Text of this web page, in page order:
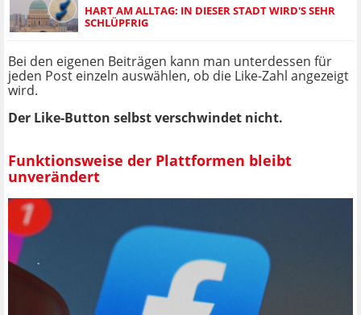
HART AM ALLTAG: IN DIESER STADT WIRD'S SEHR
SCHLÜPFRIG
Bei den eigenen Beiträgen kann man unterdessen für
jeden Post einzeln auswählen, ob die Like-Zahl angezeigt
wird.
Der Like-Button selbst verschwindet nicht.
Funktionsweise der Plattformen bleibt
unverändert